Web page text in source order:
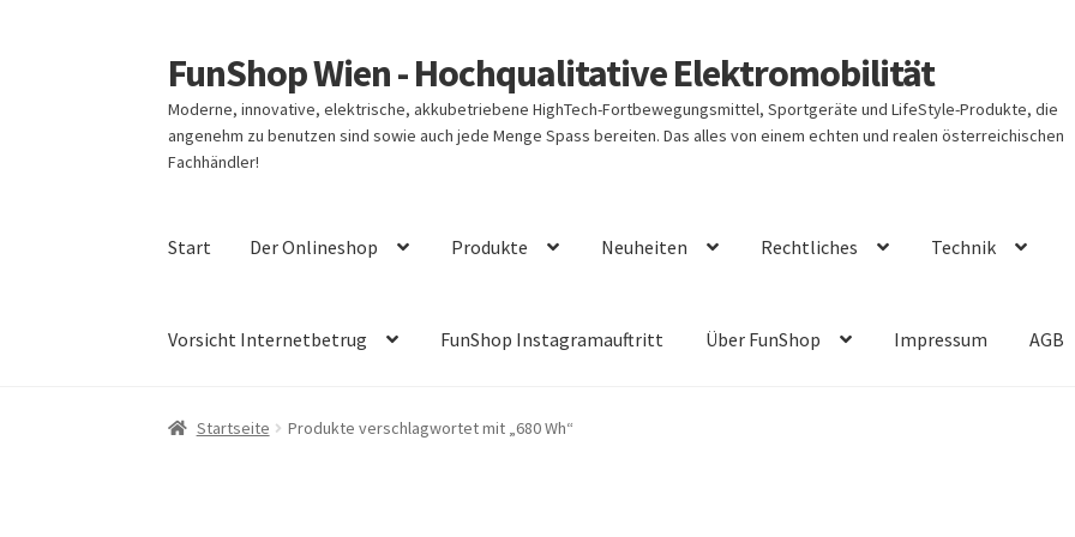
Zur
Navigation
springen
Zum
Inhalt
springen
FunShop Wien - Hochqualitative Elektromobilität
Moderne, innovative, elektrische, akkubetriebene HighTech-Fortbewegungsmittel, Sportgeräte und LifeStyle-Produkte, die
angenehm zu benutzen sind sowie auch jede Menge Spass bereiten. Das alles von einem echten und realen österreichischen
Fachhändler!
Start Der Onlineshop Produkte Neuheiten Rechtliches Technik
Vorsicht Internetbetrug FunShop Instagramauftritt Über FunShop Impressum AGB
Startseite Produkte verschlagwortet mit „680 Wh“